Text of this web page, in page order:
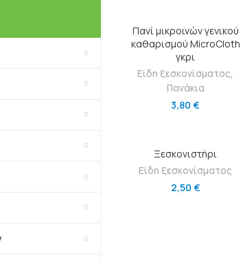
ΠΡΟΣΘΉΚΗ ΣΤΟ ΚΑΛΆΘΙ
Πανί μικροινών γενικού
καθαρισμού MicroCloth
γκρι
Είδη ξεσκονίσματος,
Πανάκια
3,80€
ΠΡΟΣΘΉΚΗ ΣΤΟ ΚΑΛΆΘΙ
Ξεσκονιστήρι
Είδη ξεσκονίσματος
2,50 €